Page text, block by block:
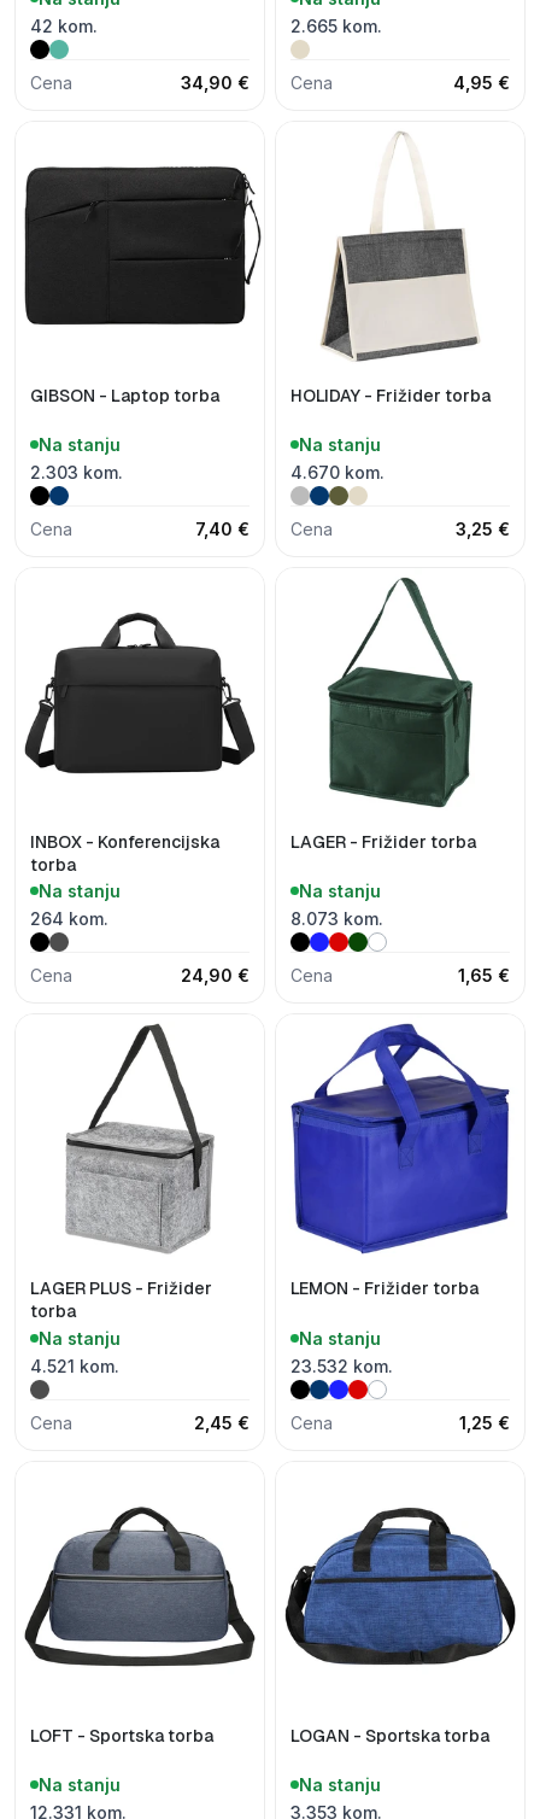
42 kom.
Cena 34,90 €
2.665 kom.
Cena 4,95 €
GIBSON - Laptop torba
Na stanju
2.303 kom.
Cena 7,40 €
HOLIDAY - Frižider torba
Na stanju
4.670 kom.
Cena 3,25 €
INBOX - Konferencijska
torba
Na stanju
264 kom.
Cena 24,90 €
LAGER - Frižider torba
Na stanju
8.073 kom.
Cena 1,65 €
LAGER PLUS - Frižider
torba
Na stanju
4.521 kom.
Cena 2,45 €
LEMON - Frižider torba
Na stanju
23.532 kom.
Cena 1,25 €
LOFT - Sportska torba
Na stanju
12.331 kom.
LOGAN - Sportska torba
Na stanju
3.353 kom.